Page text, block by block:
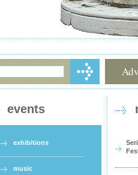
events
exhibitions
music